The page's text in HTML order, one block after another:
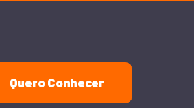
Quero Conhecer